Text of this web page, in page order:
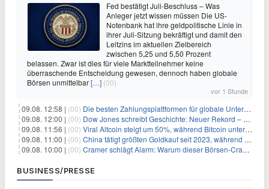
Fed bestätigt Juli-Beschluss – Was
Anleger jetzt wissen müssen Die US-
Notenbank hat ihre geldpolitische Linie in
ihrer Juli-Sitzung bekräftigt und damit den
Leitzins im aktuellen Zielbereich
zwischen 5,25 und 5,50 Prozent
belassen. Zwar ist dies für viele Marktteilnehmer keine
überraschende Entscheidung gewesen, dennoch haben globale
Börsen unmittelbar[…] (00)
vor 1 Stunde
09.08. 12:58 | (00) Die besten Zahlungsplattformen für globale Unternehmen im Jahr 2026
09.08. 12:00 | (00) Dow Jones schreibt Geschichte: Neuer Rekord – und Amazon knackt die nächste Billionen-Marke
09.08. 11:56 | (00) Viral Altcoin steigt um 50%, während Bitcoin unter $65.000 fällt
09.08. 11:00 | (00) China tätigt größten Goldkauf seit 2023, während Goldpreis um 8% steigt
09.08. 10:00 | (00) Cramer schlägt Alarm: Warum dieser Börsen-Crash die beste Einstiegschance seit Monaten ist
BUSINESS/PRESSE